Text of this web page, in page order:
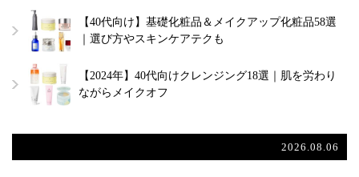
【40代向け】基礎化粧品＆メイクアップ化粧品58選
｜選び方やスキンケアテクも
【2024年】40代向けクレンジング18選｜肌を労わり
ながらメイクオフ
2026.08.06